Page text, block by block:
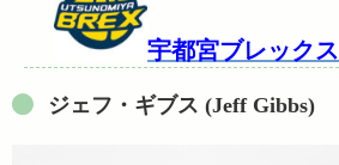
宇都宮ブレックス
ジェフ・ギブス (Jeff Gibbs)